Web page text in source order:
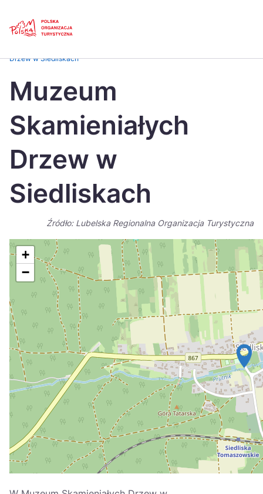
Česká
Dansk
Italiano
Nederlands
Português
Suomi
Україна
Zamknij
Drzew w Siedliskach
Muzeum
Skamieniałych
Drzew w
Siedliskach
Źródło: Lubelska Regionalna Organizacja Turystyczna
+
−